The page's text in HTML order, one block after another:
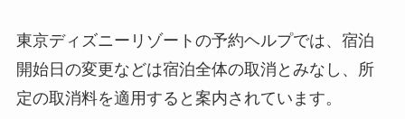
東京ディズニーリゾートの予約ヘルプでは、宿泊
開始日の変更などは宿泊全体の取消とみなし、所
定の取消料を適用すると案内されています。